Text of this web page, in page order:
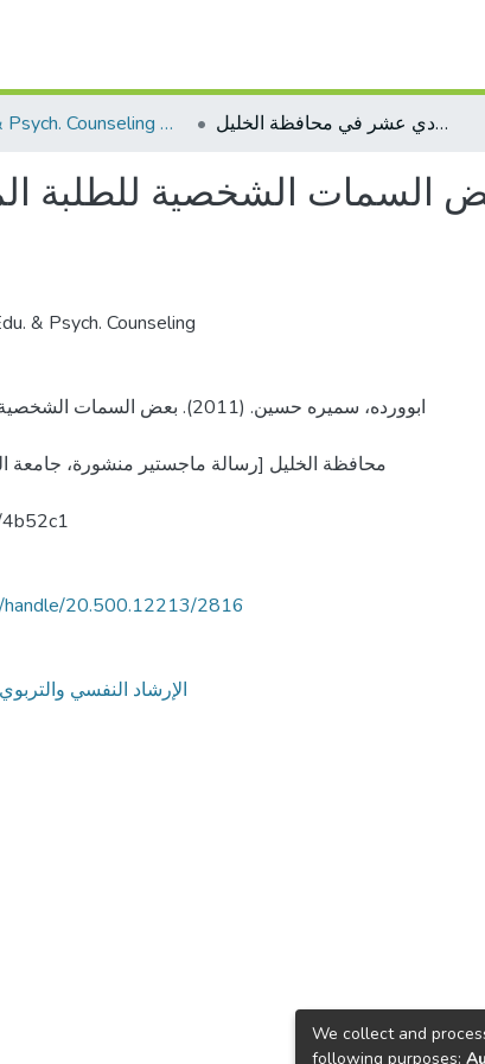
Edu. & Psych. Counseling الإرشاد النفسي والتربوي بعض السمات الشخصية للطلبة المعنفين في الصف العاشر والحادي عشر في محافظة الخليل
السمات الشخصية للطلبة
& Psych. Counseling
ابوورده، سميره حسين. (2011). بعض
محافظة الخليل [رسالة ماجستير منشورة،
4b52c1
handle/20.500.12213/2816
Edu. & Psych. Counseling الإرشاد النفسي والتربوي
We collect and
following purposes: